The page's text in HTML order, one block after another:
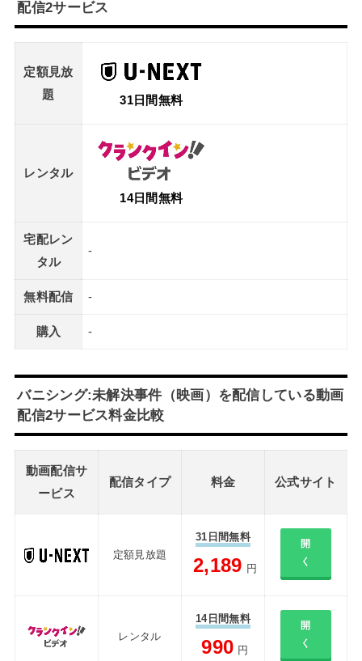
配信2サービス
定額見放
題
31日間無料
レンタル
14日間無料
宅配レン
タル
-
無料配信 -
購入 -
バニシング:未解決事件（映画）を配信している動画
配信2サービス料金比較
動画配信サ
ービス
配信タイプ 料金 公式サイト
定額見放題
31日間無料
2,189 円
開
く
レンタル
14日間無料
990 円
開
く